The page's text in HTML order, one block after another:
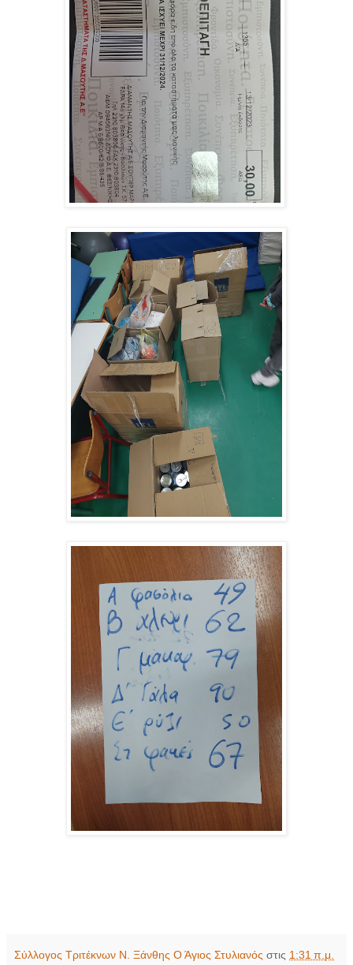
Σύλλογος Τριτέκνων Ν. Ξάνθης Ο Άγιος Στυλιανός στις 1:31 π.μ.